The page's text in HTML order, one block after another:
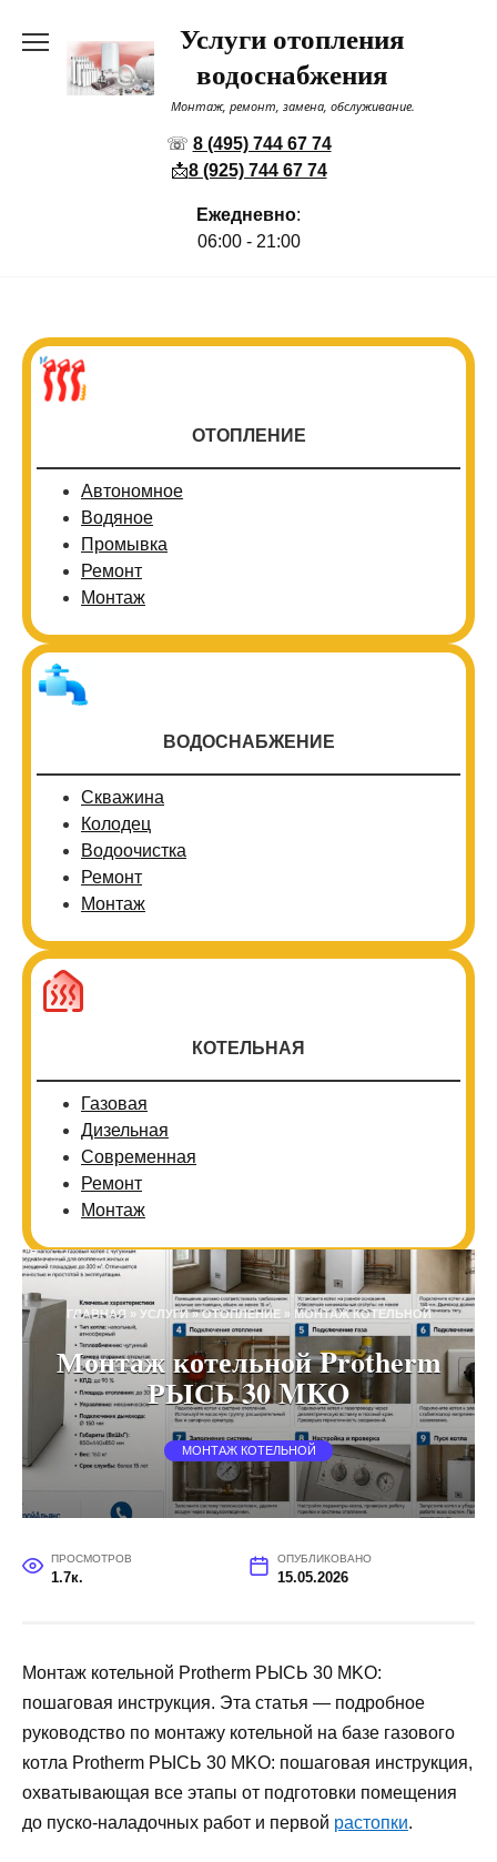
содержанию
Услуги отопления
водоснабжения
Монтаж, ремонт, замена, обслуживание.
☏ 8 (495) 744 67 74
📩8 (925) 744 67 74
Ежедневно:
06:00 - 21:00
ОТОПЛЕНИЕ
Автономное
Водяное
Промывка
Ремонт
Монтаж
ВОДОСНАБЖЕНИЕ
Скважина
Колодец
Водоочистка
Ремонт
Монтаж
КОТЕЛЬНАЯ
Газовая
Дизельная
Современная
Ремонт
Монтаж
ГЛАВНАЯ » УСЛУГИ»ОТОПЛЕНИЕ» МОНТАЖ КОТЕЛЬНОЙ
Монтаж котельной Protherm
РЫСЬ 30 MKO
МОНТАЖ КОТЕЛЬНОЙ
ПРОСМОТРОВ
1.7к.
ОПУБЛИКОВАНО
15.05.2026
Монтаж котельной Protherm РЫСЬ 30 MKO:
пошаговая инструкция. Эта статья — подробное
руководство по монтажу котельной на базе газового
котла Protherm РЫСЬ 30 MKO: пошаговая инструкция,
охватывающая все этапы от подготовки помещения
до пуско-наладочных работ и первой растопки.